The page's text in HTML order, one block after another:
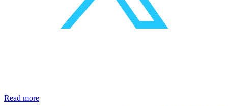
Read more